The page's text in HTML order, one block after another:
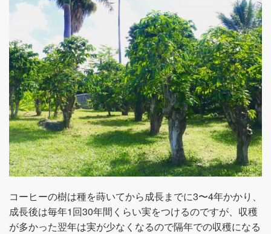
コーヒーの樹は種を蒔いてから成長までに3〜4年かかり、
成長後は毎年1回30年間くらい実をつけるのですが、収穫
が多かった翌年は実が少なくなるので隔年での収穫になる